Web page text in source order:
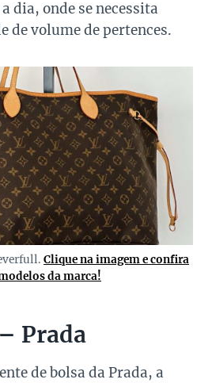
dia, onde se necessita
de volume de pertences.
Clique na imagem e confira
da marca!
Prada
de bolsa da Prada, a